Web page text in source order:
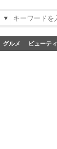
グルメ ビューティ